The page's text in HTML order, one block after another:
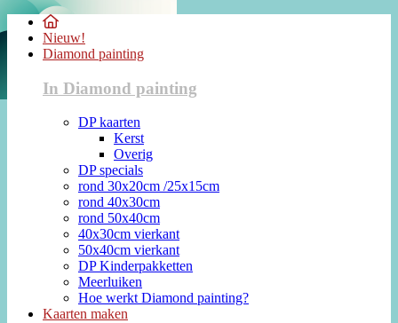
Nieuw!
Diamond painting
In Diamond painting
DP kaarten
Kerst
Overig
DP specials
rond 30x20cm /25x15cm
rond 40x30cm
rond 50x40cm
40x30cm vierkant
50x40cm vierkant
DP Kinderpakketten
Meerluiken
Hoe werkt Diamond painting?
Kaarten maken